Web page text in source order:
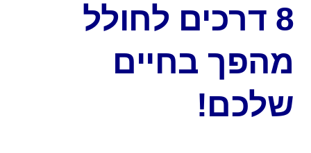
8 דרכים לחולל
מהפך בחיים
שלכם!